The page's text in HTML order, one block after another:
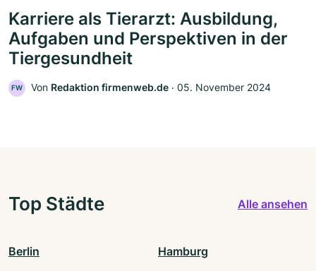
Karriere als Tierarzt: Ausbildung,
Aufgaben und Perspektiven in der
Tiergesundheit
FW Von Redaktion firmenweb.de ‧ 05. November 2024
Top Städte Alle ansehen
Berlin Hamburg